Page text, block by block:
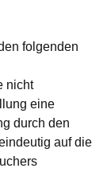
folgenden
nicht
eine
durch den
auf die